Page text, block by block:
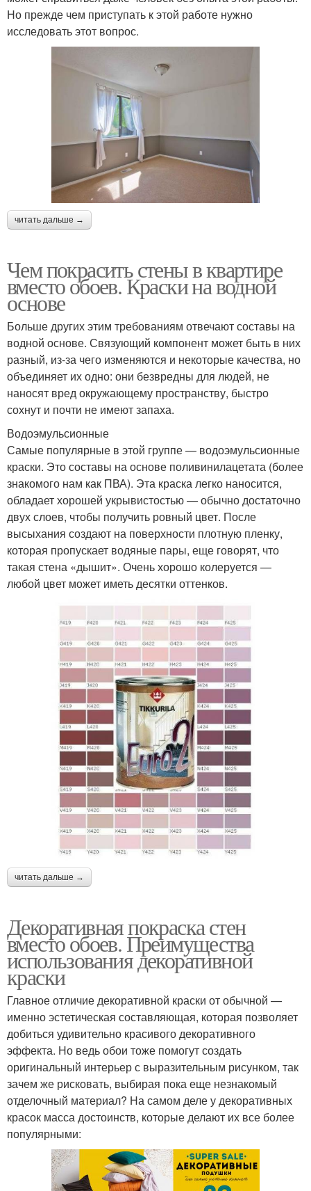
Но прежде чем приступать к этой работе нужно
исследовать этот вопрос.
читать дальше →
Чем покрасить стены в квартире
вместо обоев. Краски на водной
основе
Больше других этим требованиям отвечают составы на
водной основе. Связующий компонент может быть в них
разный, из-за чего изменяются и некоторые качества, но
объединяет их одно: они безвредны для людей, не
наносят вред окружающему пространству, быстро
сохнут и почти не имеют запаха.
Водоэмульсионные
Самые популярные в этой группе — водоэмульсионные
краски. Это составы на основе поливинилацетата (более
знакомого нам как ПВА). Эта краска легко наносится,
обладает хорошей укрывистостью — обычно достаточно
двух слоев, чтобы получить ровный цвет. После
высыхания создают на поверхности плотную пленку,
которая пропускает водяные пары, еще говорят, что
такая стена «дышит». Очень хорошо колеруется —
любой цвет может иметь десятки оттенков.
читать дальше →
Декоративная покраска стен
вместо обоев. Преимущества
использования декоративной
краски
Главное отличие декоративной краски от обычной —
именно эстетическая составляющая, которая позволяет
добиться удивительно красивого декоративного
эффекта. Но ведь обои тоже помогут создать
оригинальный интерьер с выразительным рисунком, так
зачем же рисковать, выбирая пока еще незнакомый
отделочный материал? На самом деле у декоративных
красок масса достоинств, которые делают их все более
популярными: